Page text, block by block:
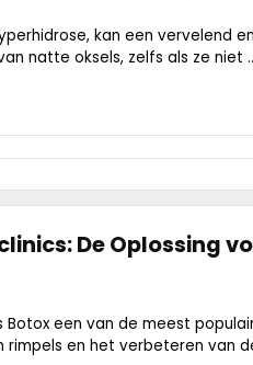
kan een vervelend
natte oksels, zelfs als ze niet
De Oplossing
een van de meest
en het verbeteren van